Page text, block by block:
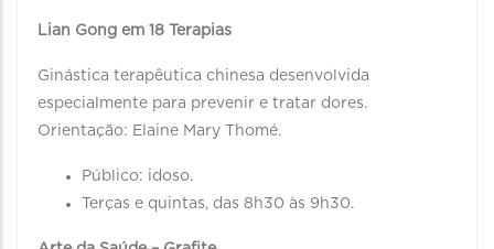
Lian Gong em 18 Terapias
Ginástica terapêutica chinesa desenvolvida
especialmente para prevenir e tratar dores.
Orientação: Elaine Mary Thomé.
Público: idoso.
Terças e quintas, das 8h30 às 9h30.